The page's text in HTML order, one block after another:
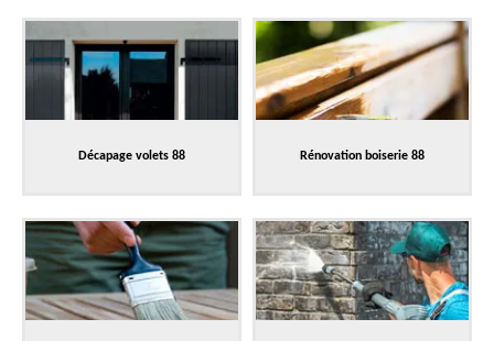
Décapage volets 88 Rénovation boiserie 88